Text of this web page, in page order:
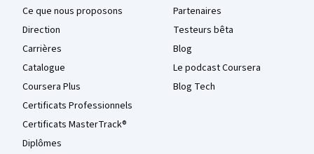
Ce que nous proposons
Direction
Carrières
Catalogue
Coursera Plus
Certificats Professionnels
Certificats MasterTrack®
Diplômes
Partenaires
Testeurs bêta
Blog
Le podcast Coursera
Blog Tech